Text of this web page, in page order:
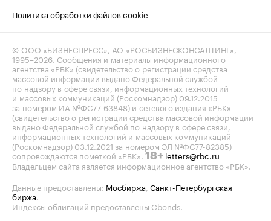
Политика обработки файлов cookie
© ООО «БИЗНЕСПРЕСС», АО «РОСБИЗНЕСКОНСАЛТИНГ»,
1995–2026. Сообщения и материалы информационного
агентства «РБК» (свидетельство о регистрации средства
массовой информации выдано Федеральной службой
по надзору в сфере связи, информационных технологий
и массовых коммуникаций (Роскомнадзор) 09.12.2015
за номером ИА №ФС77-63848) и сетевого издания «РБК»
(свидетельство о регистрации средства массовой информации
выдано Федеральной службой по надзору в сфере связи,
информационных технологий и массовых коммуникаций
(Роскомнадзор) 03.12.2021 за номером ЭЛ №ФС77-82385)
сопровождаются пометкой «РБК». 18+ letters@rbc.ru
Владельцем сайта является информационное агентство «РБК».
Данные предоставлены: Мосбиржа, Санкт-Петербургская
биржа.
Индексы облигаций предоставлены Cbonds.